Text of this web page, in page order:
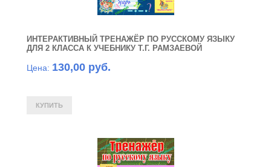
ИНТЕРАКТИВНЫЙ ТРЕНАЖЁР ПО РУССКОМУ ЯЗЫКУ
ДЛЯ 2 КЛАССА К УЧЕБНИКУ Т.Г. РАМЗАЕВОЙ
Цена: 130,00 руб.